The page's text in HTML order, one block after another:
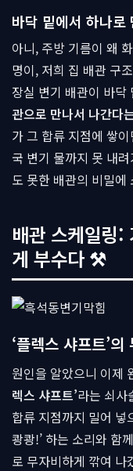
바닥 밑에서 하나로
아니, 주방 기름이 왜
명이, 저희 집 배관 구
장실 변기 배관이 바닥
관으로 만나서 나간다
가 그 합류 지점에 쌓
국 변기 물까지 못 내
도 못한 배관의 비밀에
배관 스케일링:
게 부수다 ⚒
‘플렉스 샤프트’
원인을 알았으니 이제
렉스 샤프트’라는 쇠사
합류 지점까지 밀어 넣
쾅쾅!’ 하는 소리와 함
로 무자비하게 깎여 나